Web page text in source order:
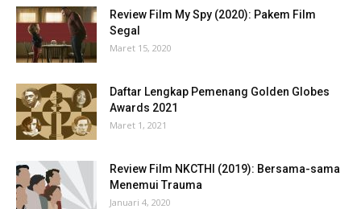
Review Film My Spy (2020): Pakem Film
Segal
Maret 15, 2020
Daftar Lengkap Pemenang Golden Globes
Awards 2021
Maret 1, 2021
Review Film NKCTHI (2019): Bersama-sama
Menemui Trauma
Januari 4, 2020